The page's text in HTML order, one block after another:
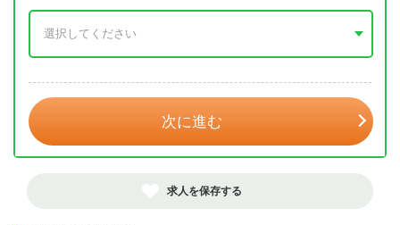
次に進む
求人を保存する